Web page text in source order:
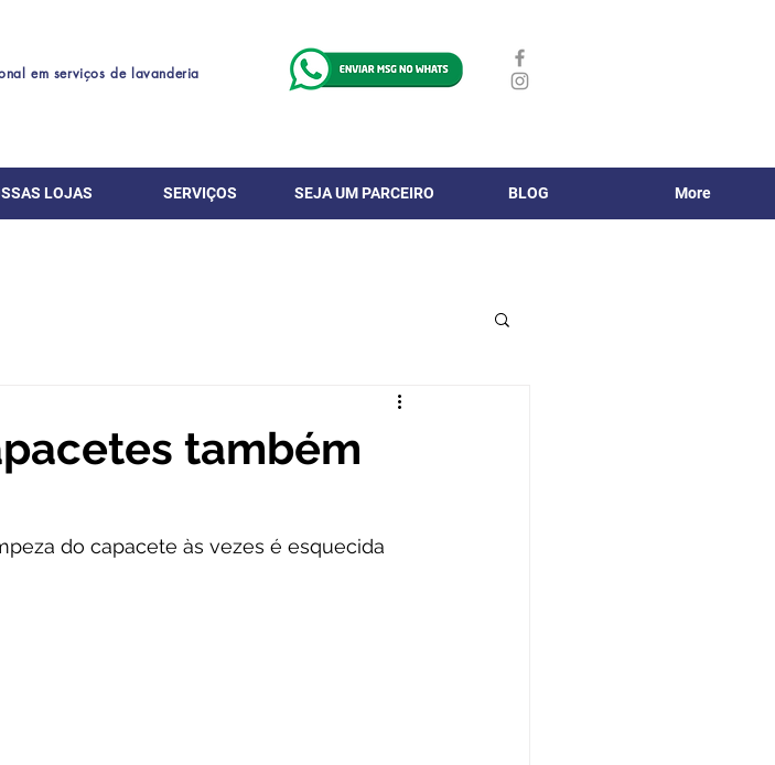
em serviços de lavanderia
LOJAS SERVIÇOS SEJA UM PARCEIRO BLOG More
também
do capacete às vezes é esquecida